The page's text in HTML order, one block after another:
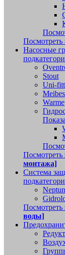
Посмотреть
Насосные
Stout
Uni-fitt
Meibes
Warme
Посмотреть
монтажа]
Система
Neptun
Посмотреть
воды]